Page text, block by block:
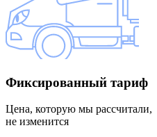
Фиксированный тариф
Цена, которую мы рассчитали,
не изменится